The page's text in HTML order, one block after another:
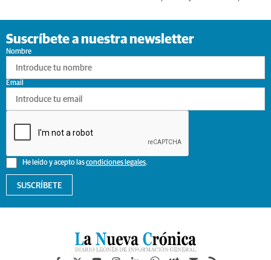
Suscríbete a nuestra newsletter
Nombre
He leído y acepto lascondiciones legales.
Email
SUSCRÍBETE